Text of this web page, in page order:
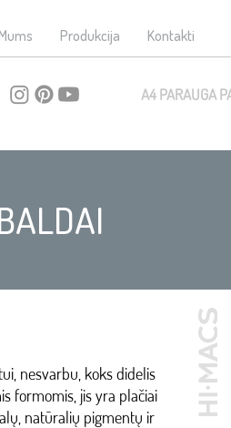
Produkcija Kontakti
A4 PARAUGA
nesvarbu, koks didelis
formomis, jis yra plačiai
natūralių pigmentų ir